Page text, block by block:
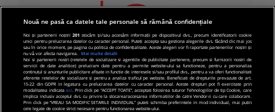
Nouă ne pasă ca datele tale personale să rămână confidențiale
Noi și partenerii noștri201 stocăm și/sau accesăm informații pe dispozitivul dvs., precum identificatorii cookie
unici pentru prelucrarea datelor cu caracter personal. Puteți accepta sau gestiona alegerile dvs. făcând clic mai jos
sau în orice moment, pe pagina cu politica de confidențialitate. Aceste alegeri vor fi raportate partenerilor noștri și
nu vă vor afecta navigarea.
Mai multe detalii
Noi si partenerii nostri (retelele de socializare si agentiile de publicitate partenere, precum si furnizorii nostri de
servicii de date analitice) prelucram date pentru a permite website-ului sa functioneze, pentru a personaliza
continutul si anunturile publicitare afisate in functie de interesele si/sau profilul dvs., pentru a va oferi functionalitati
aferente retelelor de socializare si pentru a analiza traficul pe website. Beneficiati de drepturile prevazute de art.
15-22 din GDPR in legatura cu prelucrarea datelor cu caracter personal. Aceste drepturi pot fi exercitate prin
modalitatea indicata aici. Prin click pe “ACCEPT TOATE”, acceptati folosirea tuturor Tehnologiilor de tip Cookie, care
implica inclusiv acceptul dvs. cu privire la stocarea/accesarea informatiilor de catre Vendor-ii cu care colaboram.
Prin click pe “VREAU SA MODIFIC SETARILE INDIVIDUAL” puteti schimba preferintele in mod individual, mai putin
cele legate de cookie strict necesare pentru functionarea website-ului.